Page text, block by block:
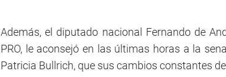
Además, el diputado nacional Fernando de
PRO, le aconsejó en las últimas horas a la
Patricia Bullrich, que sus cambios constantes